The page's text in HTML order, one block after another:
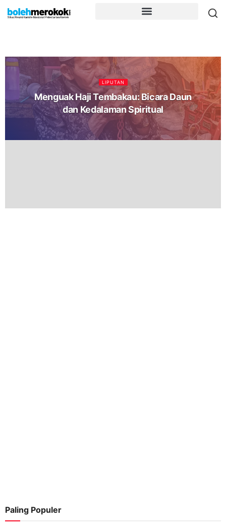
LIPUTAN
Menguak Haji Tembakau: Bicara Daun
dan Kedalaman Spiritual
Paling Populer